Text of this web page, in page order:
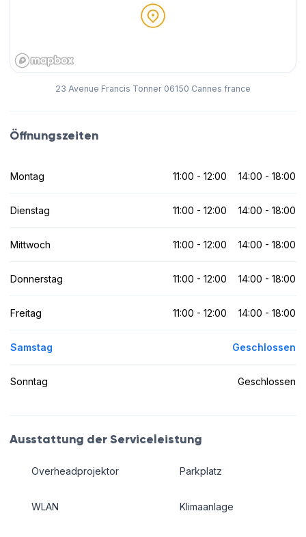
23 Avenue Francis Tonner 06150 Cannes france
Öffnungszeiten
Montag 11:00 - 12:00 14:00 - 18:00
Dienstag 11:00 - 12:00 14:00 - 18:00
Mittwoch 11:00 - 12:00 14:00 - 18:00
Donnerstag 11:00 - 12:00 14:00 - 18:00
Freitag 11:00 - 12:00 14:00 - 18:00
Samstag Geschlossen
Sonntag Geschlossen
Ausstattung der Serviceleistung
Overheadprojektor
WLAN
Parkplatz
Klimaanlage